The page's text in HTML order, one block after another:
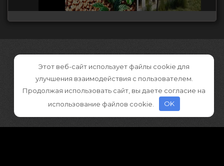
Этот веб-сайт использует файлы cookie для
улучшения взаимодействия с пользователем.
Продолжая использовать сайт, вы даете согласие на
использование файлов cookie.
OK